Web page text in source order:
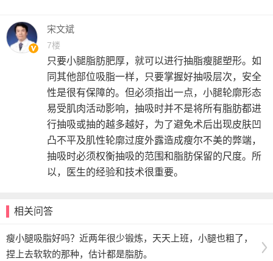
宋文斌
7楼
只要小腿脂肪肥厚，就可以进行抽脂瘦腿塑形。如
同其他部位吸脂一样，只要掌握好抽吸层次，安全
性是很有保障的。但必须指出一点，小腿轮廓形态
易受肌肉活动影响，抽吸时并不是将所有脂肪都进
行抽吸或抽的越多越好，为了避免术后出现皮肤凹
凸不平及肌性轮廓过度外露造成瘦尔不美的弊端，
抽吸时必须权衡抽吸的范围和脂肪保留的尺度。所
以，医生的经验和技术很重要。
相关问答
瘦小腿吸脂好吗？近两年很少锻炼，天天上班，小腿也粗了，
捏上去软软的那种，估计都是脂肪。